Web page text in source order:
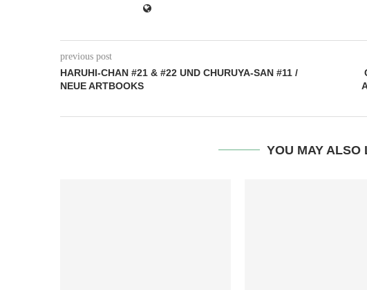
previous post
HARUHI-CHAN #21 & #22 UND CHURUYA-SAN #11 /
NEUE ARTBOOKS
YOU MAY ALSO